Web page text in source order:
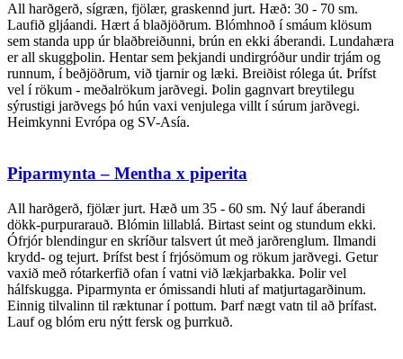
All harðgerð, sígræn, fjölær, graskennd jurt. Hæð: 30 - 70 sm.
Laufið gljáandi. Hært á blaðjöðrum. Blómhnoð í smáum klösum
sem standa upp úr blaðbreiðunni, brún en ekki áberandi. Lundahæra
er all skuggþolin. Hentar sem þekjandi undirgróður undir trjám og
runnum, í beðjöðrum, við tjarnir og læki. Breiðist rólega út. Þrífst
vel í rökum - meðalrökum jarðvegi. Þolin gagnvart breytilegu
sýrustigi jarðvegs þó hún vaxi venjulega villt í súrum jarðvegi.
Heimkynni Evrópa og SV-Asía.
Piparmynta – Mentha x piperita
All harðgerð, fjölær jurt. Hæð um 35 - 60 sm. Ný lauf áberandi
dökk-purpurarauð. Blómin lillablá. Birtast seint og stundum ekki.
Ófrjór blendingur en skríður talsvert út með jarðrenglum. Ilmandi
krydd- og tejurt. Þrífst best í frjósömum og rökum jarðvegi. Getur
vaxið með rótarkerfið ofan í vatni við lækjarbakka. Þolir vel
hálfskugga. Piparmynta er ómissandi hluti af matjurtagarðinum.
Einnig tilvalinn til ræktunar í pottum. Þarf nægt vatn til að þrífast.
Lauf og blóm eru nýtt fersk og þurrkuð.